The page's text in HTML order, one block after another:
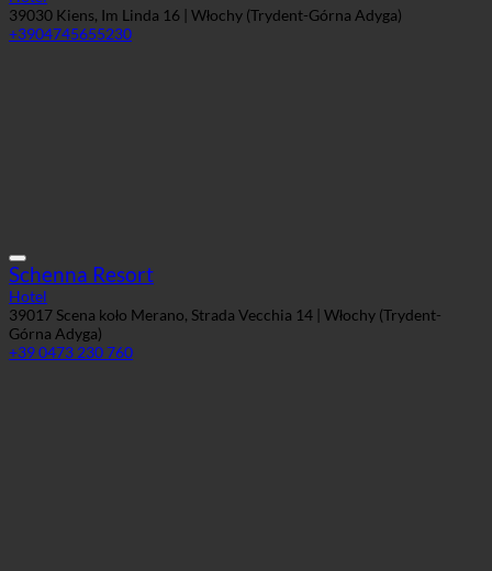
39030 Kiens, Im Linda 16 | Włochy (Trydent-Górna Adyga)
+3904745655230
Schenna Resort
Hotel
39017 Scena koło Merano, Strada Vecchia 14 | Włochy (Trydent-
Górna Adyga)
+39 0473 230 760